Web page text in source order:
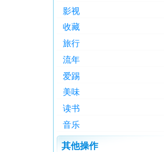
影视
收藏
旅行
流年
爱踢
美味
读书
音乐
其他操作